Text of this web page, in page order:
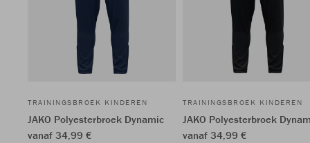
TRAININGSBROEK KINDEREN
JAKO Polyesterbroek Dynamic
vanaf 34,99 €
TRAININGSBROEK KINDEREN
JAKO Polyesterbroek
vanaf 34,99 €